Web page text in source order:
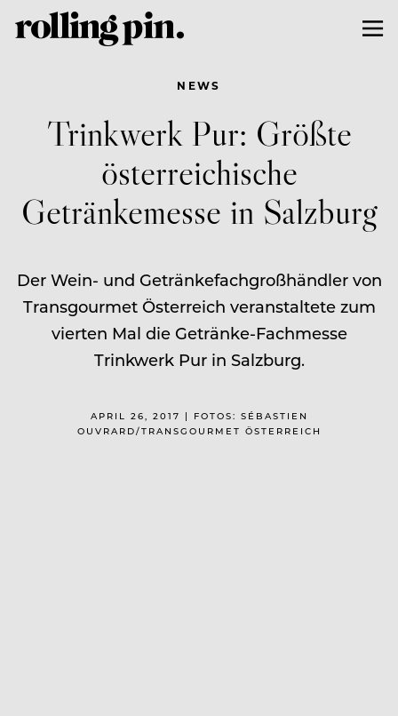
NEWS
Trinkwerk Pur: Größte
österreichische
Getränkemesse in Salzburg
Der Wein- und Getränkefachgroßhändler von
Transgourmet Österreich veranstaltete zum
vierten Mal die Getränke-Fachmesse
Trinkwerk Pur in Salzburg.
APRIL 26, 2017 | FOTOS: SÉBASTIEN
OUVRARD/TRANSGOURMET ÖSTERREICH